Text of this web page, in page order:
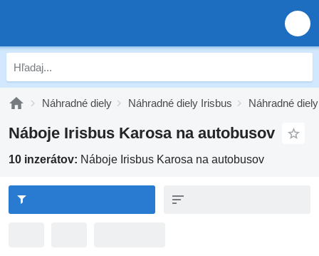
Náhradné diely Náhradné diely Irisbus Náhradné
Náboje Irisbus Karosa na autobusov
10 inzerátov: Náboje Irisbus Karosa na autobusov